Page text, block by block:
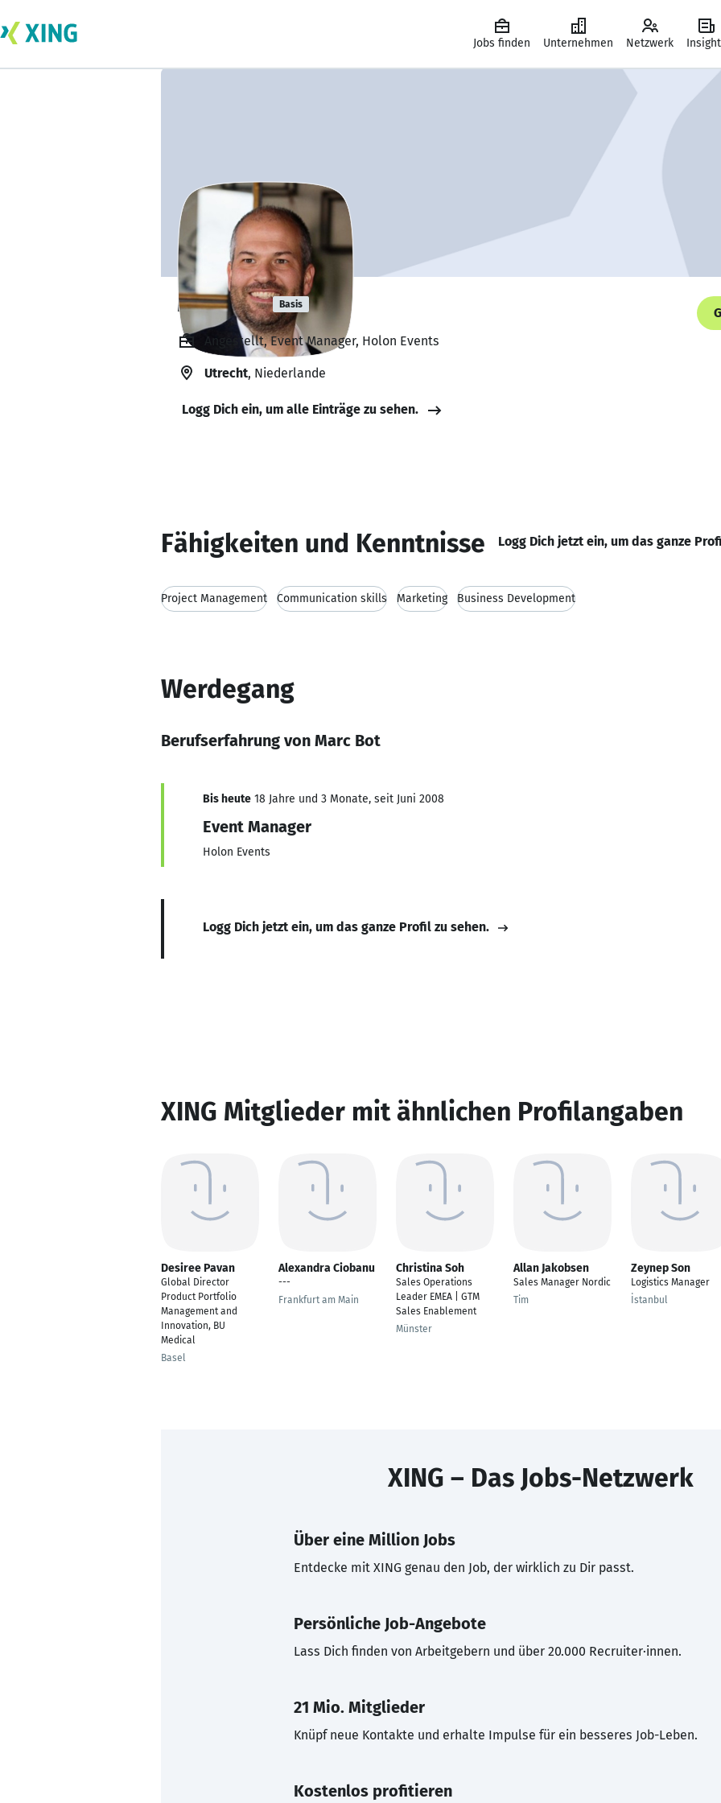
Jobs finden Unternehmen Netzwerk
Marc Bot Basis
Angestellt, Event Manager, Holon Events
Utrecht, Niederlande
Logg Dich ein, um alle Einträge zu sehen.
Fähigkeiten und Kenntnisse Logg Dich jetzt ein, um das ganze
Project Management Communication skills Marketing Business Development
Werdegang
Berufserfahrung von Marc Bot
Bis heute 18 Jahre und 3 Monate, seit Juni 2008
Event Manager
Holon Events
Logg Dich jetzt ein, um das ganze Profil zu sehen.
XING Mitglieder mit ähnlichen Profilangaben
Desiree Pavan
Global Director
Product Portfolio
Management and
Innovation, BU
Medical
Basel
Alexandra Ciobanu
---
Frankfurt am Main
Christina Soh
Sales Operations
Leader EMEA | GTM
Sales Enablement
Münster
Allan Jakobsen
Sales Manager Nordic
Tim
Zeynep Son
Logistics Manager
İstanbul
XING – Das Jobs-Netzwerk
Über eine Million Jobs
Entdecke mit XING genau den Job, der wirklich zu Dir passt.
Persönliche Job-Angebote
Lass Dich finden von Arbeitgebern und über 20.000 Recruiter·innen.
21 Mio. Mitglieder
Knüpf neue Kontakte und erhalte Impulse für ein besseres Job-Leben.
Kostenlos profitieren